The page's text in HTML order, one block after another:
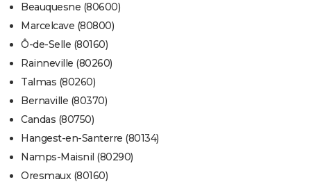
Beauquesne (80600)
Marcelcave (80800)
Ô-de-Selle (80160)
Rainneville (80260)
Talmas (80260)
Bernaville (80370)
Candas (80750)
Hangest-en-Santerre (80134)
Namps-Maisnil (80290)
Oresmaux (80160)